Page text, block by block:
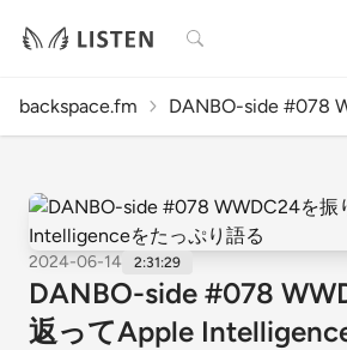
検索
backspace.fm DANBO-side #078
2024-06-14 2:31:29
DANBO-side #078
返ってApple